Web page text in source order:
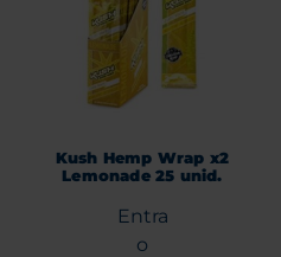
Kush Hemp Wrap x2
Lemonade 25 unid.
Entra
o